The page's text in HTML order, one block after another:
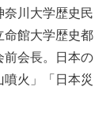
川大学歴史民
命館大学歴史都
前会長。日本の
火」「日本災